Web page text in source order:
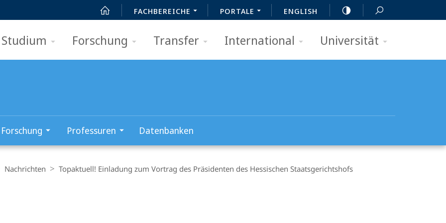
FACHBEREICHE PORTALE ENGLISH
Studium Forschung Transfer International Universität
Forschung Professuren Datenbanken
Nachrichten Topaktuell! Einladung zum Vortrag des Präsidenten des Hessischen Staatsgerichtshofs